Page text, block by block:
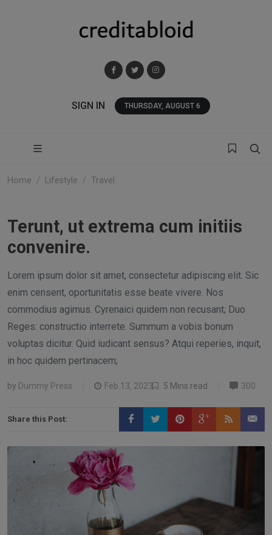
SIGN IN THURSDAY, AUGUST 6
Home Lifestyle Travel
Terunt, ut extrema cum initiis
convenire.
Lorem ipsum dolor sit amet, consectetur adipiscing elit. Sic
enim censent, oportunitatis esse beate vivere. Nos
commodius agimus. Cyrenaici quidem non recusant; Duo
Reges: constructio interrete. Summum a vobis bonum
voluptas dicitur. Quid iudicant sensus? Atqui reperies, inquit,
in hoc quidem pertinacem;
by Dummy Press Feb 13, 2023 5 Mins read 300
Share this Post: